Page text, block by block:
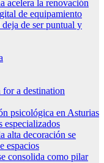
acelera la renovación
de equipamiento
de ser puntual y
a destination
psicológica en Asturias
especializados
alta decoración se
espacios
consolida como pilar